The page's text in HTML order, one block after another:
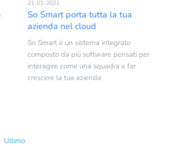
21-01-2021
So Smart porta tutta la tua
azienda nel cloud
So Smart è un sistema integrato
composto da più software pensati per
interagire come una squadra e far
crescere la tua azienda
Ultimo